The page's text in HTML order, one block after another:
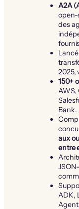
A2A
open-
des
2025,
150+
AWS,
Bank.
aux
entre
ADK,